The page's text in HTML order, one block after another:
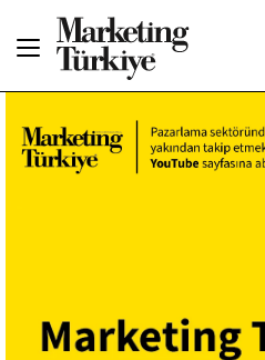
Haberler
Etkinlikler